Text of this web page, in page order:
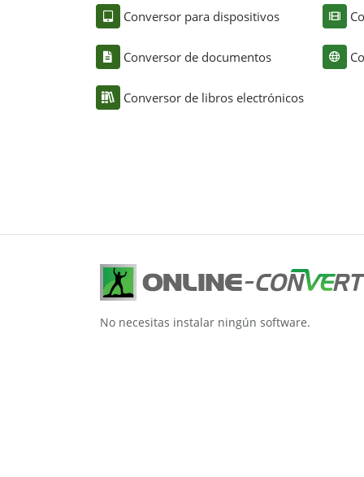
Conversor para dispositivos
Conversor de documentos
Conversor de libros electrónicos
No necesitas instalar ningún software.